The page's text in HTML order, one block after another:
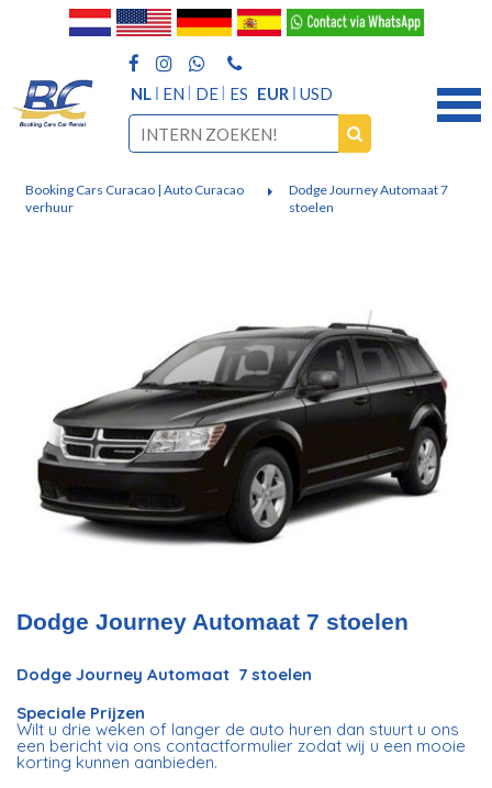
NL EN DE ES EUR USD
Booking Cars Curacao | Auto Curacao
verhuur
Dodge Journey Automaat 7
stoelen
Dodge Journey Automaat 7 stoelen
Dodge Journey Automaat 7 stoelen
Speciale Prijzen
Wilt u drie weken of langer de auto huren dan stuurt u ons
een bericht via ons contactformulier zodat wij u een mooie
korting kunnen aanbieden.